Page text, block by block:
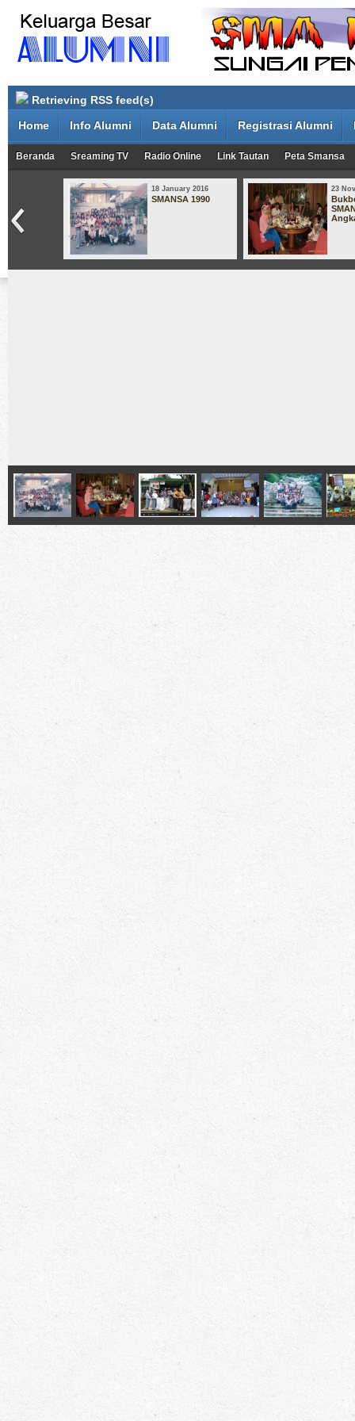
Retrieving RSS feed(s)
Home
Info Alumni Data Alumni Registrasi Alumni
Beranda Sreaming TV Radio Online Link Tautan Peta Smansa
18 January 2016
SMANSA 1990
23
09.50
Bukber Alumni SMAN 1 Sei Penuh Angkatan 98
22.02
Reuni Alumni Siswa SMA Negeri I Sungai Penuh
Angkatan 1987
Dari angkatan Smansa 92
Video Smansa 2011
Next Post »
Zal Anen :
Smansa